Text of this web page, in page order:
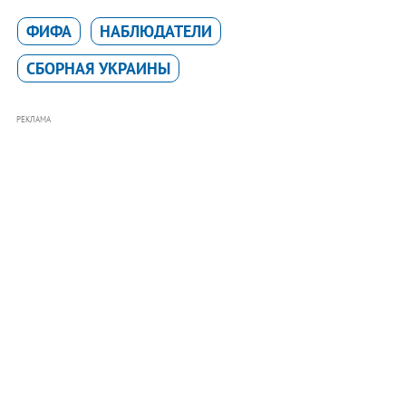
ФИФА
НАБЛЮДАТЕЛИ
СБОРНАЯ УКРАИНЫ
РЕКЛАМА